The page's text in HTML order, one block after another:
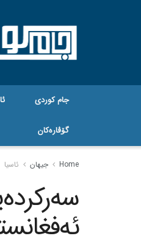
جام کوردی
گۆڤاره‌کان
Home جیهان ئاسیا